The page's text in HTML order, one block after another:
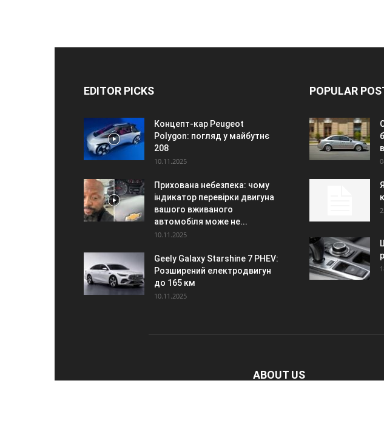
EDITOR PICKS
Концепт-кар Peugeot
Polygon: погляд у майбутнє
208
10.11.2025
Прихована небезпека: чому
індикатор перевірки двигуна
вашого вживаного
автомобіля може не...
10.11.2025
Geely Galaxy Starshine 7 PHEV:
Розширений електродвигун
до 165 км
10.11.2025
POPULAR
ABOUT US